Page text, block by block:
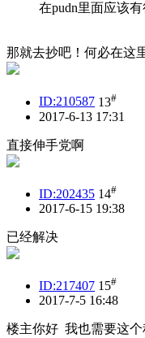
在pudn里面应该
那就去抄吧！何必在这
ID:210587 13#
2017-6-13 17:31
直接伸手党啊
ID:202435 14#
2017-6-15 19:38
已经解决
ID:217407 15#
2017-7-5 16:48
楼主你好 我也需要这